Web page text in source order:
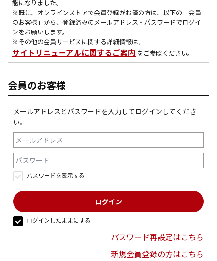
能になりました。
※既に、 オンラインストアで会員登録がお済の方は、以下の「会員
のお客様」から、登録済みのメールアドレス・パスワードでログイ
ンをお願いします。
※その他の会員サービスに関する詳細情報は、
サイトリニューアルに関するご案内 をご参照ください。
会員のお客様
メールアドレスとパスワードを入力してログインしてくださ
い。
パスワードを表示する
ログインしたままにする
パスワード再設定はこちら
新規会員登録の方はこちら